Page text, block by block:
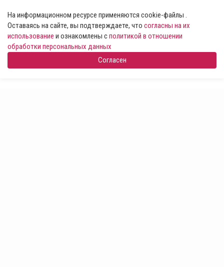
На информационном ресурсе применяются cookie-файлы .
Оставаясь на сайте, вы подтверждаете, что согласны на их
использование и ознакомлены сполитикой в отношении
обработки персональных данных
Согласен